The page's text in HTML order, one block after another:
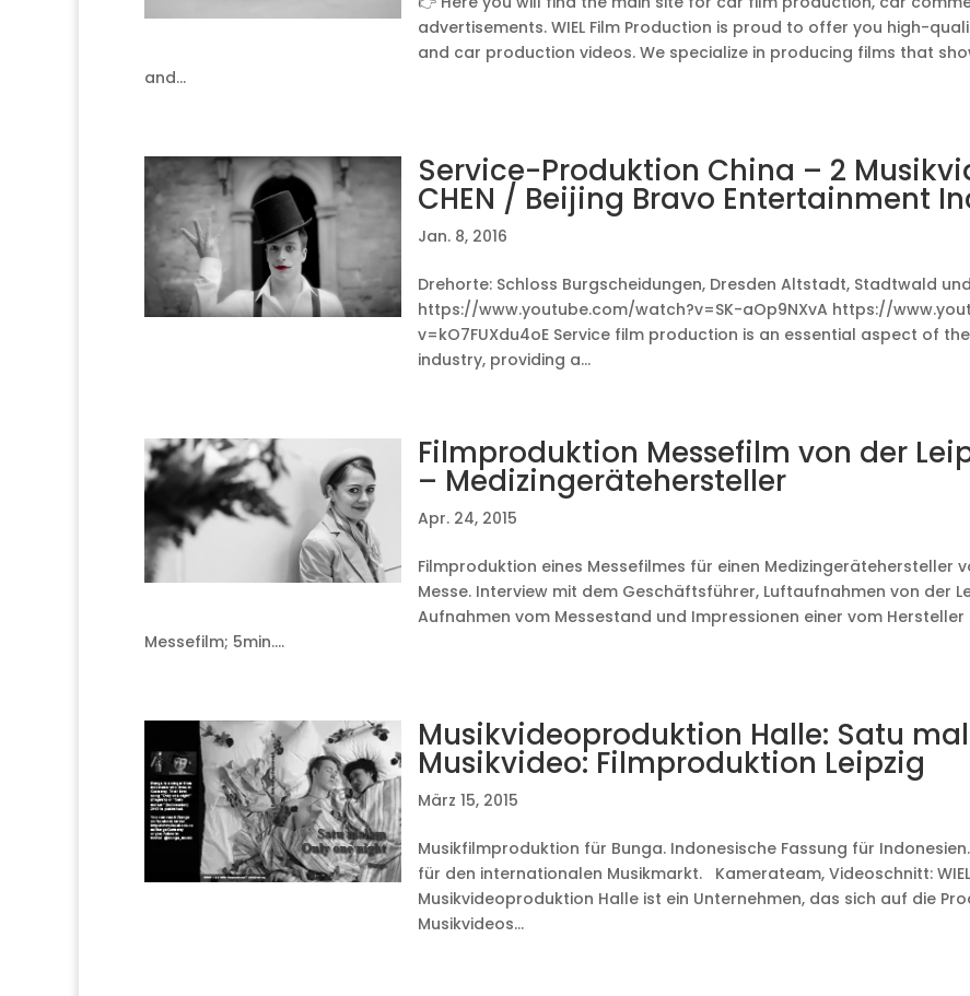
advertisements. WIEL Film Production is proud to offer you high-
and car production videos. We specialize in producing films that
and...
Service-Produktion China – 2
CHEN / Beijing Bravo Entertainment
Jan. 8, 2016
Drehorte: Schloss Burgscheidungen, Dresden Altstadt, Stadtwald
https://www.youtube.com/watch?v=SK-aOp9NXvA https://
v=kO7FUXdu4oE Service film production is an essential aspect of
industry, providing a...
Filmproduktion Messefilm von der
– Medizingerätehersteller
Apr. 24, 2015
Filmproduktion eines Messefilmes für einen Medizingerätehersteller
Messe. Interview mit dem Geschäftsführer, Luftaufnahmen von der
Aufnahmen vom Messestand und Impressionen einer vom Hersteller
Messefilm; 5min....
Musikvideoproduktion Halle: Satu
Musikvideo: Filmproduktion Leipzig
März 15, 2015
Musikfilmproduktion für Bunga. Indonesische Fassung für
für den internationalen Musikmarkt. Kamerateam, Videoschnitt:
Musikvideoproduktion Halle ist ein Unternehmen, das sich auf die
Musikvideos...